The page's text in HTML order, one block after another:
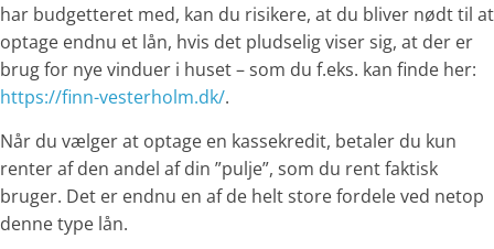
har budgetteret med, kan du risikere, at du bliver nødt til at
optage endnu et lån, hvis det pludselig viser sig, at der er
brug for nye vinduer i huset – som du f.eks. kan finde her:
https://finn-vesterholm.dk/.
Når du vælger at optage en kassekredit, betaler du kun
renter af den andel af din ”pulje”, som du rent faktisk
bruger. Det er endnu en af de helt store fordele ved netop
denne type lån.